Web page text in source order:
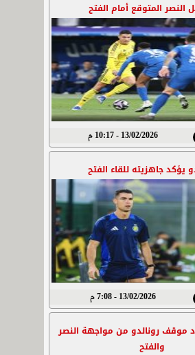
النصر المتوقع أمام الفتح
13/02/2026 - 10:17 م
يؤكد جاهزيته للقاء الفتح
13/02/2026 - 7:08 م
رونالدو من مواجهة النصر
والفتح